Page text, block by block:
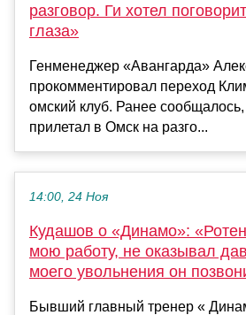
разговор. Ги хотел
глаза»
Генменеджер «Авангарда»
прокомментировал переход
омский клуб. Ранее
прилетал в Омск на разго...
14:00, 24 Ноя
Кудашов о «Динамо»:
мою работу, не оказывал
моего увольнения он
Бывший главный тренер «